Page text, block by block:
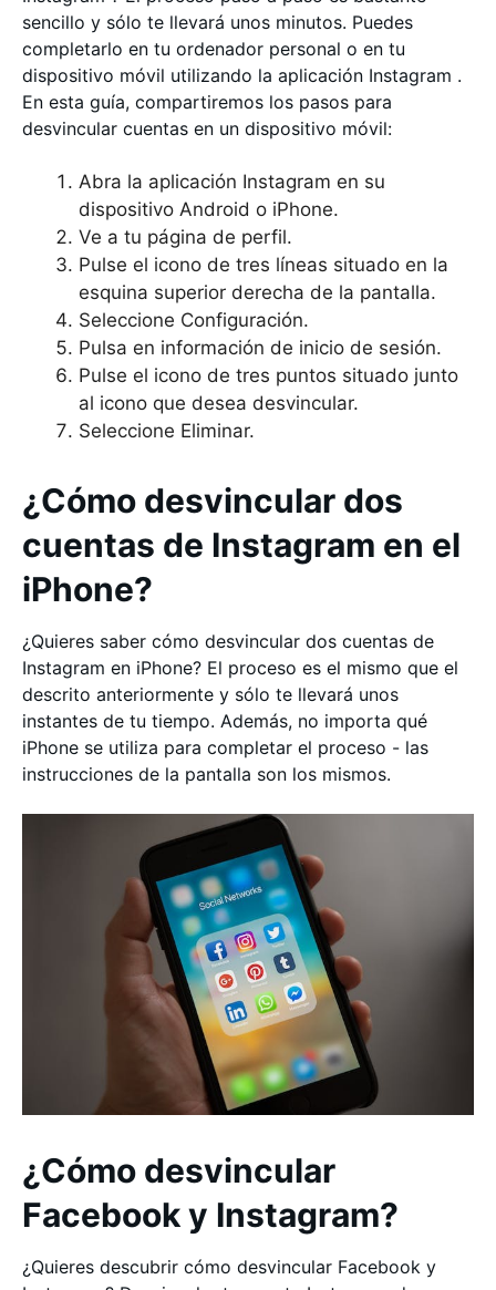
sencillo y sólo te llevará unos minutos. Puedes
completarlo en tu ordenador personal o en tu
dispositivo móvil utilizando la aplicación Instagram .
En esta guía, compartiremos los pasos para
desvincular cuentas en un dispositivo móvil:
Abra la aplicación Instagram en su
dispositivo Android o iPhone.
Ve a tu página de perfil.
Pulse el icono de tres líneas situado en la
esquina superior derecha de la pantalla.
Seleccione Configuración.
Pulsa en información de inicio de sesión.
Pulse el icono de tres puntos situado junto
al icono que desea desvincular.
Seleccione Eliminar.
¿Cómo desvincular dos
cuentas de Instagram en el
iPhone?
¿Quieres saber cómo desvincular dos cuentas de
Instagram en iPhone? El proceso es el mismo que el
descrito anteriormente y sólo te llevará unos
instantes de tu tiempo. Además, no importa qué
iPhone se utiliza para completar el proceso - las
instrucciones de la pantalla son los mismos.
¿Cómo desvincular
Facebook y Instagram?
¿Quieres descubrir cómo desvincular Facebook y